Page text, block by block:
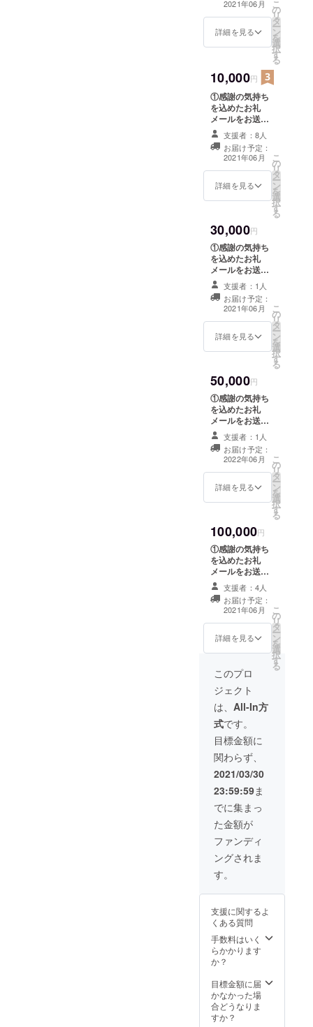
PDFにしてお送
り致します。
2021年06月
詳細を見る
こ
の
リ
タ
ー
ン
を
選
択
す
る
10,000円
①感謝の気持ち
を込めたお礼
メールをお送り
致します。 ②開
発進捗や成果な
どの活動報告を
PDFにしてお送
り致します。 ③
約1時間程度のオ
ダクト開発に際
して幅広くご意
見を募ります。
開催日時につき
ましては参加者
様のご都合が良
く、参加しやす
い日時を選択さ
せて頂きます。
支援者：8人
お届け予定：
2021年06月
詳細を見る
こ
の
リ
タ
ー
ン
を
選
択
す
る
30,000円
①感謝の気持ち
を込めたお礼
メールをお送り
致します。 ②開
発進捗や成果な
どの活動報告を
PDFにしてお送
り致します。 ③
約1時間程度のオ
ダクト開発に際
して幅広くご意
見を募ります。
開催日時につき
ましては参加者
様のご都合が良
く、参加しやす
い日時を選択さ
せて頂きます。
④ご協力して頂
いた方のお名前
をCAMPFIRE支
報告に記載させ
て頂きます(掲載
許諾は任意で
す)。※ご支援時
は必ず備考欄に
ご希望のお名前
をご記入くださ
い。
支援者：1人
お届け予定：
2021年06月
詳細を見る
こ
の
リ
タ
ー
ン
を
選
択
す
る
50,000円
①感謝の気持ち
を込めたお礼
メールをお送り
致します。 ②開
発進捗や成果な
どの活動報告を
PDFにしてお送
り致します。 ③
約1時間程度のオ
ダクト開発に際
して幅広くご意
見を募ります。
開催日時につき
ましては参加者
様のご都合が良
く、参加しやす
い日時を選択さ
せて頂きます。
④ご協力して頂
いた方のお名前
を、CAMPFIRE
支援者限定の活
動報告に記載さ
せて頂きます(掲
載許諾は任意で
す)。※ご支援時
は必ず備考欄に
ご希望のお名前
をご記入くださ
い。 ⑤ご協力し
て頂いた方のお
名前を、弊社プ
ロダクトである
保活マッチング
プラットフォー
ムのWebアプリ
ケーション内に
記載させて頂き
ます。(掲載許諾
は任意です)。※
ご支援時は必ず
入ください。
支援者：1人
お届け予定：
2022年06月
詳細を見る
こ
の
リ
タ
ー
ン
を
選
択
す
る
100,000円
①感謝の気持ち
を込めたお礼
メールをお送り
致します。 ②開
発進捗や成果な
どの活動報告を
PDFにしてお送
り致します。 ③
約1時間程度のオ
せて頂き、プロ
ダクト開発に際
して幅広くご意
見を募ります。
開催日時につき
ましては参加者
様のご都合が良
く、参加しやす
い日時を選択さ
せて頂きます。
いた方のお名前
を、CAMPFIRE
支援者限定の活
動報告に記載さ
せて頂きます(掲
載許諾は任意で
す)。※ご支援時
は必ず備考欄に
ご希望のお名前
をご記入くださ
い。 ⑤ご協力し
て頂いた方のお
名前を、弊社プ
ロダクトである
保活マッチング
プラットフォー
ケーション内に
記載させて頂き
ます。(掲載許諾
は任意です)。※
支援者：4人
お届け予定：
2021年06月
詳細を見る
こ
の
リ
タ
ー
ン
を
選
択
す
る
このプロ
ジェクト
は、 All-In方
式です。
目標金額に
関わらず、
2021/03/30
23:59:59ま
でに集まっ
た金額が
ファンディ
ングされま
す。
支援に関するよ
くある質問
手数料はいく
らかかります
か？
目標金額に届
かなかった場
合どうなりま
すか？